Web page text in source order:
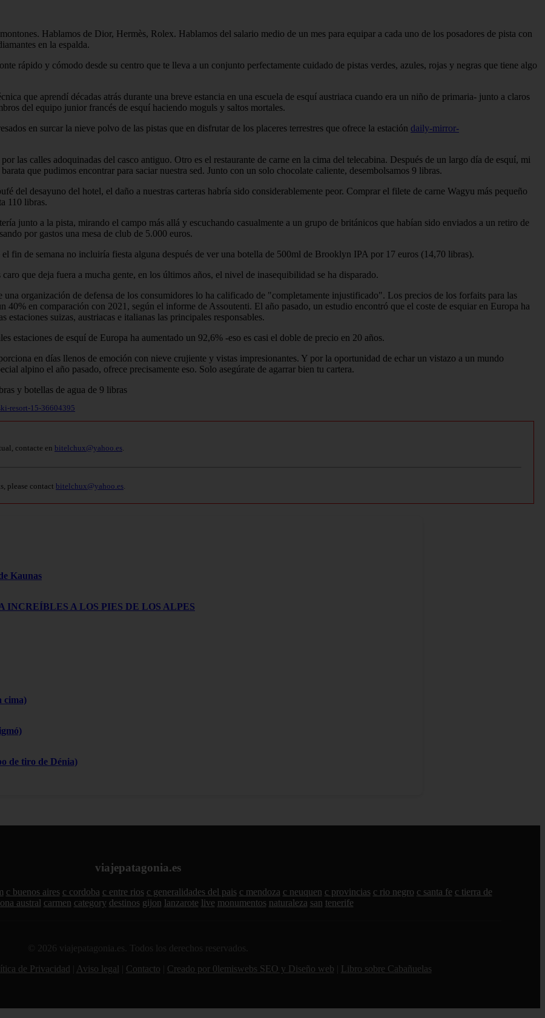
Hablamos de Dior, Hermès, Rolex. Hablamos del salario medio de un mes para equipar a cada uno de los posadores de pista con
en la espalda.
rápido y cómodo desde su centro que te lleva a un conjunto perfectamente cuidado de pistas verdes, azules, rojas y negras que tiene algo
que aprendí décadas atrás durante una breve estancia en una escuela de esquí austriaca cuando era un niño de primaria- junto a claros
del equipo junior francés de esquí haciendo moguls y saltos mortales.
en surcar la nieve polvo de las pistas que en disfrutar de los placeres terrestres que ofrece la estación daily-mirror-
las calles adoquinadas del casco antiguo. Otro es el restaurante de carne en la cima del telecabina. Después de un largo día de esquí, mi
que pudimos encontrar para saciar nuestra sed. Junto con un solo chocolate caliente, desembolsamos 9 libras.
del desayuno del hotel, el daño a nuestras carteras habría sido considerablemente peor. Comprar el filete de carne Wagyu más pequeño
110 libras.
junto a la pista, mirando el campo más allá y escuchando casualmente a un grupo de británicos que habían sido enviados a un retiro de
por gastos una mesa de club de 5.000 euros.
fin de semana no incluiría fiesta alguna después de ver una botella de 500ml de Brooklyn IPA por 17 euros (14,70 libras).
que deja fuera a mucha gente, en los últimos años, el nivel de inasequibilidad se ha disparado.
una organización de defensa de los consumidores lo ha calificado de "completamente injustificado". Los precios de los forfaits para las
40% en comparación con 2021, según el informe de Assoutenti. El año pasado, un estudio encontró que el coste de esquiar en Europa ha
suizas, austriacas e italianas las principales responsables.
estaciones de esquí de Europa ha aumentado un 92,6% -eso es casi el doble de precio en 20 años.
en días llenos de emoción con nieve crujiente y vistas impresionantes. Y por la oportunidad de echar un vistazo a un mundo
alpino el año pasado, ofrece precisamente eso. Solo asegúrate de agarrar bien tu cartera.
resort-15-36604395
contacte en bitelchux@yahoo.es.
please contact bitelchux@yahoo.es.
Kaunas
INCREÍBLES A LOS PIES DE LOS ALPES
cima)
de tiro de Dénia)
viajepatagonia.es
c buenos aires c cordoba c entre rios c generalidades del pais c mendoza c neuquen c provincias c rio negro c santa fe c tierra de
austral carmen category destinos gijon lanzarote live monumentos naturaleza san tenerife
© 2026 viajepatagonia.es. Todos los derechos reservados.
de Privacidad Aviso legal Contacto Creado por 0lemiswebs SEO y Diseño web Libro sobre Cabañuelas